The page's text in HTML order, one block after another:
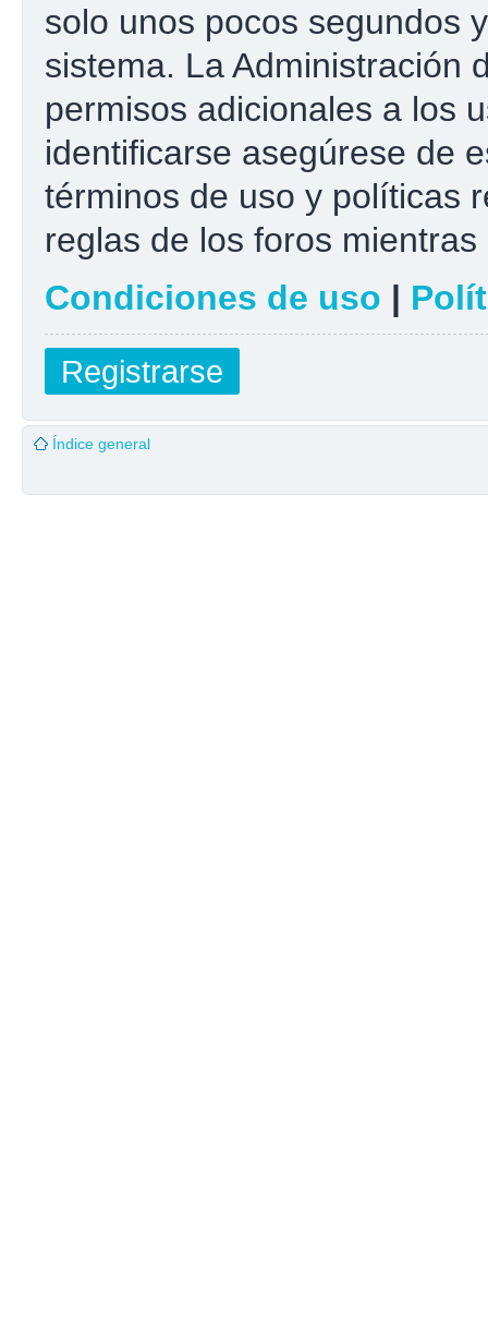
solo unos pocos segundos
sistema. La Administración
permisos adicionales a los
identificarse asegúrese de
términos de uso y políticas
reglas de los foros
Condiciones de uso |
Registrarse
Índice general